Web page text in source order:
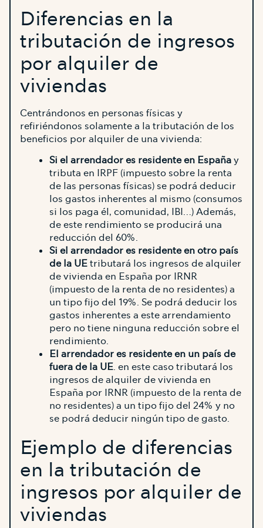
Diferencias en la
tributación de ingresos
por alquiler de
viviendas
Centrándonos en personas físicas y
refiriéndonos solamente a la tributación de los
beneficios por alquiler de una vivienda:
Si el arrendador es residente en Españay
tributa en IRPF (impuesto sobre la renta
de las personas físicas) se podrá deducir
los gastos inherentes al mismo (consumos
si los paga él, comunidad, IBI…) Además,
de este rendimiento se producirá una
reducción del 60%.
Si el arrendador es residente en otro país
de la UEtributará los ingresos de alquiler
de vivienda en España por IRNR
(impuesto de la renta de no residentes) a
un tipo fijo del 19%. Se podrá deducir los
gastos inherentes a este arrendamiento
pero no tiene ninguna reducción sobre el
rendimiento.
El arrendador es residente en un país de
fuera de la UE. en este caso tributará los
ingresos de alquiler de vivienda en
España por IRNR (impuesto de la renta de
no residentes) a un tipo fijo del 24% y no
se podrá deducir ningún tipo de gasto.
Ejemplo de diferencias
en la tributación de
ingresos por alquiler de
viviendas